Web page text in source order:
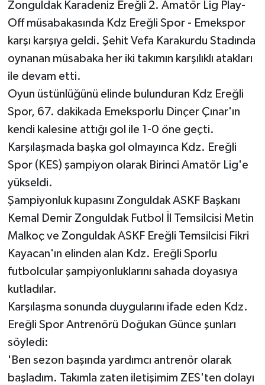
Zonguldak Karadeniz Ereğli 2. Amatör Lig Play-
Off müsabakasında Kdz Ereğli Spor - Emekspor
karşı karşıya geldi. Şehit Vefa Karakurdu Stadında
oynanan müsabaka her iki takımın karşılıklı atakları
ile devam etti.
Oyun üstünlüğünü elinde bulunduran Kdz Ereğli
Spor, 67. dakikada Emeksporlu Dinçer Çınar'ın
kendi kalesine attığı gol ile 1-0 öne geçti.
Karşılaşmada başka gol olmayınca Kdz. Ereğli
Spor (KES) şampiyon olarak Birinci Amatör Lig'e
yükseldi.
Şampiyonluk kupasını Zonguldak ASKF Başkanı
Kemal Demir Zonguldak Futbol İl Temsilcisi Metin
Malkoç ve Zonguldak ASKF Ereğli Temsilcisi Fikri
Kayacan'ın elinden alan Kdz. Ereğli Sporlu
futbolcular şampiyonluklarını sahada doyasıya
kutladılar.
Karşılaşma sonunda duygularını ifade eden Kdz.
Ereğli Spor Antrenörü Doğukan Günce şunları
söyledi:
'Ben sezon başında yardımcı antrenör olarak
başladım. Takımla zaten iletişimim ZES'ten dolayı
Ekonomi
Genel
Gökçebey
GÜNDEM
İş ilanı
Kilimli
Kültür - Sanat
MAGAZİN
Resmi İlan
Röportaj
Sağlık
SİYASET